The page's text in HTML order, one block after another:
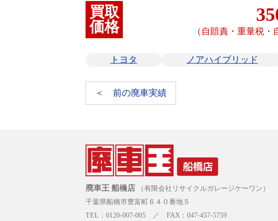
買取
価格
（自賠責・重量税・
トヨタ ノアハイブリッド
＜ 前の廃車実績
廃車王 船橋店
（有限会社リサイクルガレージケーワン）
千葉県船橋市豊富町６４０番地５
TEL：0120-007-005 ／ FAX：047-457-5759